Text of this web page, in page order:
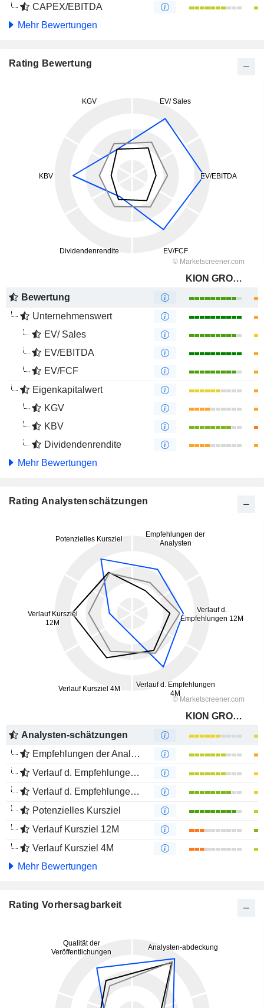
CAPEX/EBITDA
Mehr Bewertungen
Rating Bewertung
KION GROUP AG
Bewertung
Unternehmenswert
EV/ Sales
EV/EBITDA
EV/FCF
Eigenkapitalwert
KGV
KBV
Dividendenrendite
Mehr Bewertungen
Rating Analystenschätzungen
KION GROUP AG
Analysten-schätzungen
Empfehlungen der Analysten
Verlauf d. Empfehlungen 12M
Verlauf d. Empfehlungen 4M
Potenzielles Kursziel
Verlauf Kursziel 12M
Verlauf Kursziel 4M
Mehr Bewertungen
Rating Vorhersagbarkeit